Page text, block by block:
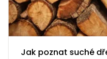
Jak poznat suché